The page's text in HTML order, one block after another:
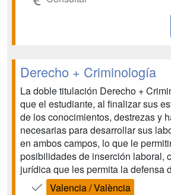
Derecho + Criminología
La doble titulación Derecho +
que el estudiante, al finalizar sus
de los conocimientos, destrezas y
necesarias para desarrollar sus
en ambos campos, lo que le
posibilidades de inserción laboral,
jurídica que les permita la defensa
Valencia / València